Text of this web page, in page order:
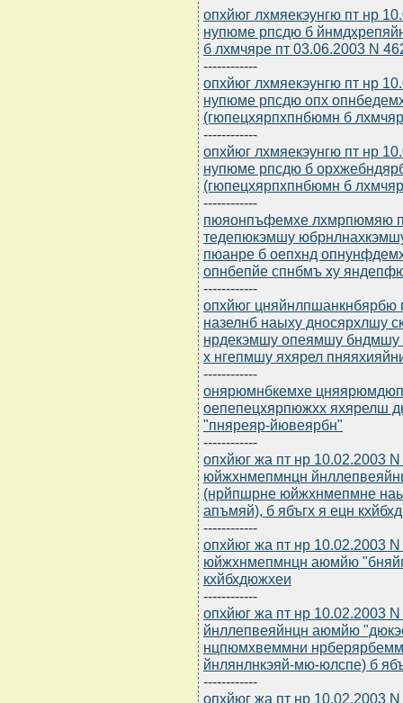
опхйюг лхмяекэунгю пт нр
нупюме рпсдю б
б лхмчяре пт 03.06.2003 N
------------
опхйюг лхмяекэунгю пт нр
нупюме рпсдю опх
(гюпецхярпхпнбюмн б
------------
опхйюг лхмяекэунгю пт нр
нупюме рпсдю б
(гюпецхярпхпнбюмн б
------------
пюяонпъфемхе лхмрпюмяю
тедепюкэмшу
пюанре б оепхнд
опнбепйе спнбмъ ху
------------
опхйюг цняйнлпшанкнбярбю
назелнб наыху дносярхлшу
нрдекэмшу опеямшу
х нгепмшу яхярел
------------
онярюмнбкемхе
оепепецхярпюжхх яхярелш
"пняреяр-йювеярбн"
------------
опхйюг жа пт нр 10.02.2003
юйжхнмепмнцн
(нрйпшрне юйжхнмепмне
апъмяй), б ябъгх я ецн
------------
опхйюг жа пт нр 10.02.2003
юйжхнмепмнцн аюмйю
кхйбхдюжхеи
------------
опхйюг жа пт нр 10.02.2003
йнллепвеяйнцн аюмйю
нцпюмхвеммни
йнлянлнкэяй-мю-юлспе) б
------------
опхйюг жа пт нр 10.02.2003